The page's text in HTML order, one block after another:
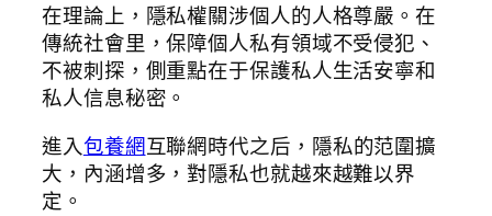
在理論上，隱私權關涉個人的人格尊嚴。在
傳統社會里，保障個人私有領域不受侵犯、
不被刺探，側重點在于保護私人生活安寧和
私人信息秘密。
進入包養網互聯網時代之后，隱私的范圍擴
大，內涵增多，對隱私也就越來越難以界
定。